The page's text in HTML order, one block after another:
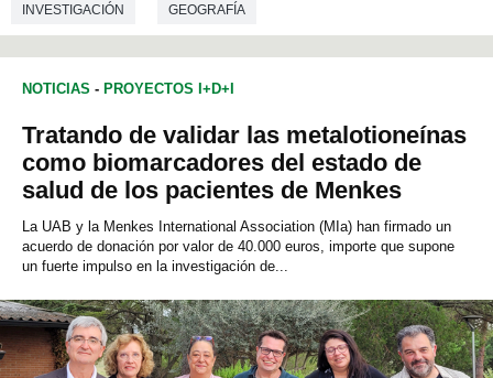
INVESTIGACIÓN GEOGRAFÍA
NOTICIAS - PROYECTOS I+D+I
Tratando de validar las metalotioneínas
como biomarcadores del estado de
salud de los pacientes de Menkes
La UAB y la Menkes International Association (MIa) han firmado un
acuerdo de donación por valor de 40.000 euros, importe que supone
un fuerte impulso en la investigación de...